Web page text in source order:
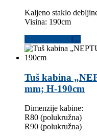
Kaljeno staklo
Visina: 190cm
Tuš kabina
mm; H-190cm
Dimenzije kabine:
R80 (polukružna)
R90 (polukružna)